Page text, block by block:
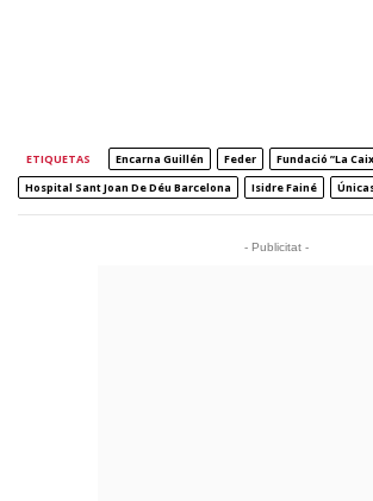
ETIQUETAS Encarna Guillén Feder
Fundació ”la
Hospital Sant Joan De Déu Barcelona
Isidre Fainé
- Publicitat -